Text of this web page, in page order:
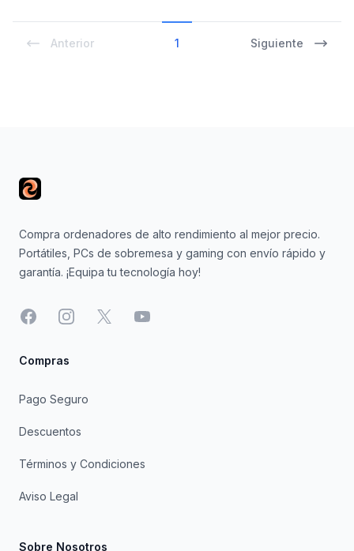
Anterior 1 Siguiente
Compra ordenadores de alto rendimiento al mejor precio.
Portátiles, PCs de sobremesa y gaming con envío rápido y
garantía. ¡Equipa tu tecnología hoy!
FacebookInstagram
X YouTube
Compras
Pago Seguro
Descuentos
Términos y Condiciones
Aviso Legal
Sobre Nosotros